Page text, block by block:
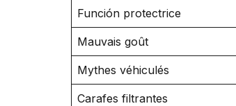
Función protectrice
Mauvais goût
Mythes véhiculés
Carafes filtrantes